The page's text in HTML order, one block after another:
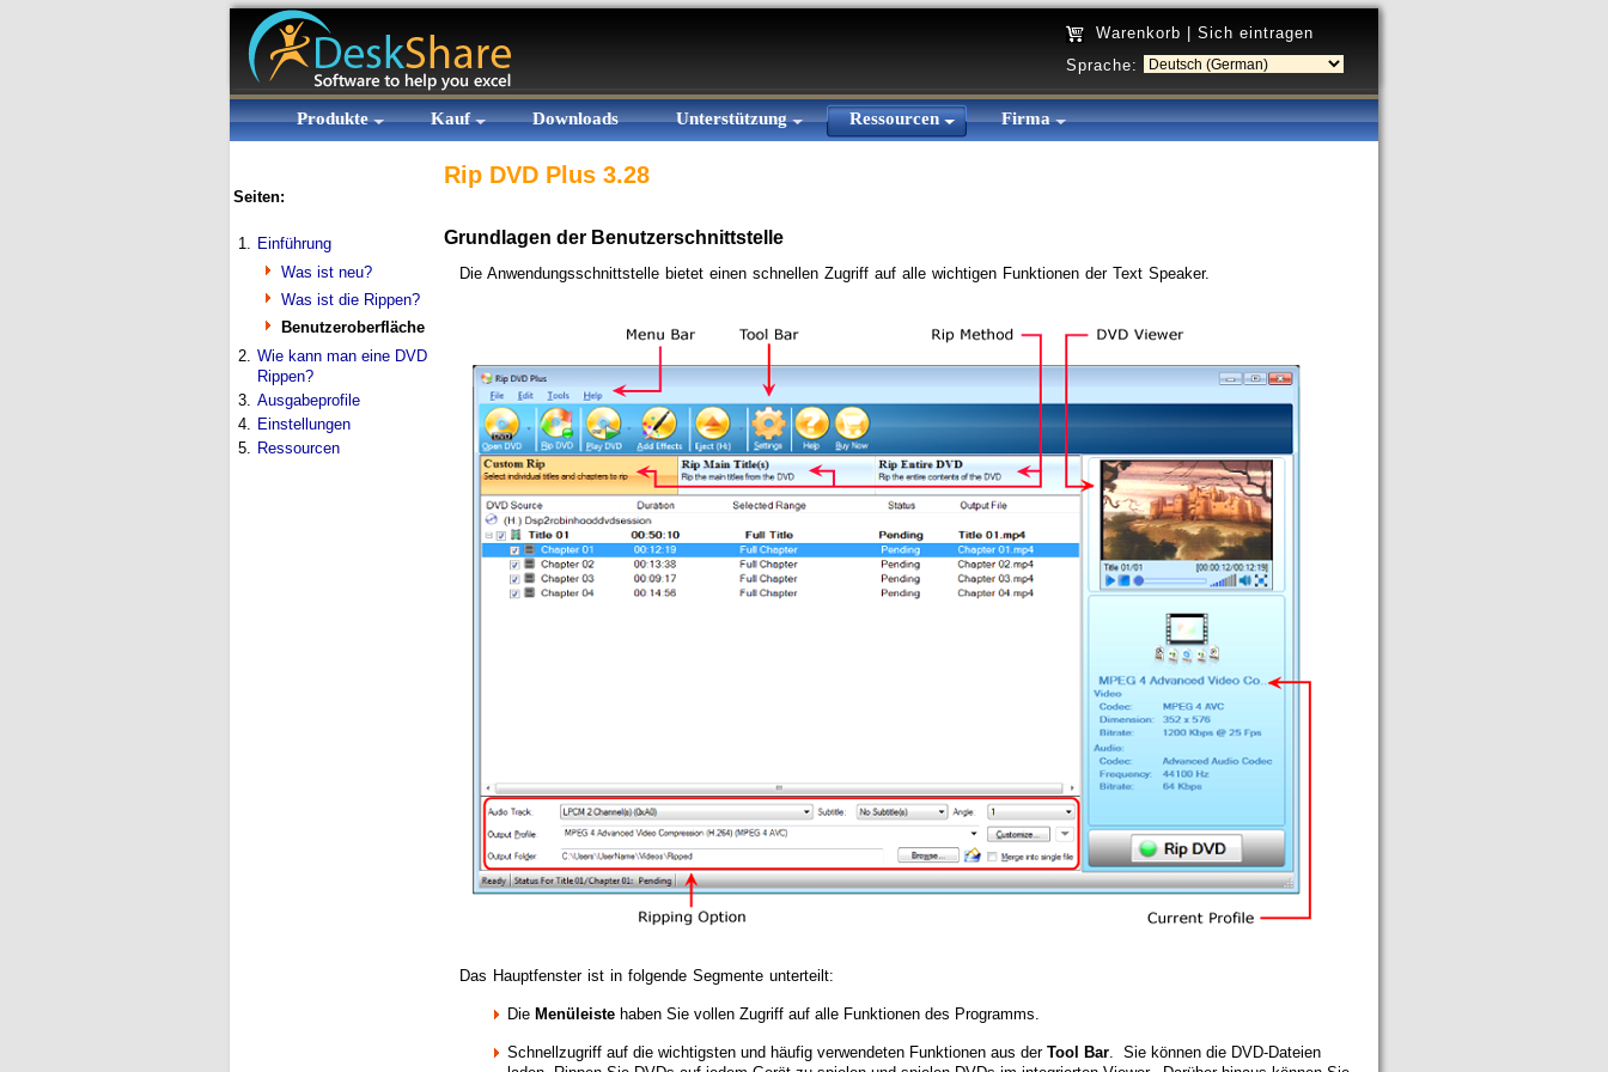
Warenkorb
Sich eintragen
Sprache:
Produkte Kauf Downloads Unterstützung Ressourcen Firma
Seiten:
1. Einführung
Was ist neu?
Was ist die Rippen?
Benutzeroberfläche
2. Wie kann man eine DVD
Rippen?
3. Ausgabeprofile
4. Einstellungen
5. Ressourcen
Rip DVD Plus 3.28
Grundlagen der Benutzerschnittstelle
Die Anwendungsschnittstelle bietet einen schnellen Zugriff auf alle wichtigen Funktionen der Text Speaker.
Das Hauptfenster ist in folgende Segmente unterteilt:
Die Menüleiste haben Sie vollen Zugriff auf alle Funktionen des Programms.
Schnellzugriff auf die wichtigsten und häufig verwendeten Funktionen aus der Tool Bar. Sie können die DVD-Dateien